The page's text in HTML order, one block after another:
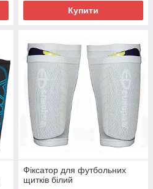
Купити
Фіксатор для футбольних
щитків білий